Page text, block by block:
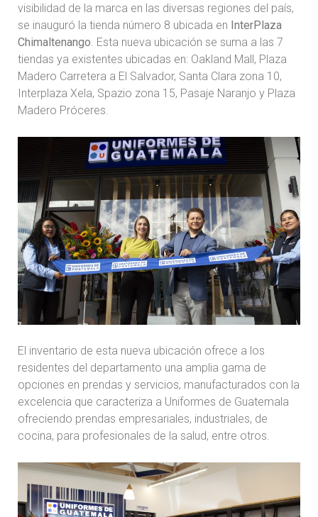
visibilidad de la marca en las diversas regiones del país,
se inauguró la tienda número 8 ubicada en InterPlaza
Chimaltenango . Esta nueva ubicación se suma a las 7
tiendas ya existentes ubicadas en: Oakland Mall, Plaza
Madero Carretera a El Salvador, Santa Clara zona 10,
Interplaza Xela, Spazio zona 15, Pasaje Naranjo y Plaza
Madero Próceres.
El inventario de esta nueva ubicación ofrece a los
residentes del departamento una amplia gama de
opciones en prendas y servicios, manufacturados con la
excelencia que caracteriza a Uniformes de Guatemala
ofreciendo prendas empresariales, industriales, de
cocina, para profesionales de la salud, entre otros.